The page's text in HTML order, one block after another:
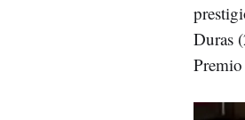
Duras